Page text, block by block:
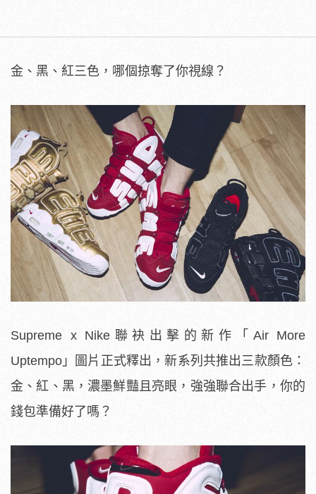
金、黑、紅三色，哪個掠奪了你視線？
Supreme x Nike聯袂出擊的新作「Air More
Uptempo」圖片正式釋出，新系列共推出三款顏色：
金、紅、黑，濃墨鮮豔且亮眼，強強聯合出手，你的
錢包準備好了嗎？